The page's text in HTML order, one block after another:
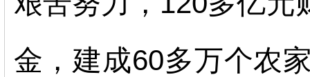
金，建成60多万个农